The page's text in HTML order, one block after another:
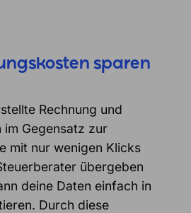
sparen
Rechnung und
Gegensatz zur
mit nur wenigen Klicks
übergeben
deine Daten einfach in
Durch diese